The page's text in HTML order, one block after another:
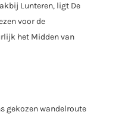
Lunteren, ligt De
voor de
het Midden van
gekozen wandelroute